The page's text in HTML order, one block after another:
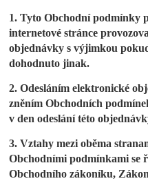
1. Tyto Obchodní podmínky
internetové stránce
objednávky s výjimkou
dohodnuto jinak.
2. Odesláním elektronické
zněním Obchodních
v den odeslání této
3. Vztahy mezi oběma
Obchodními podmínkami se
Obchodního zákoníku,